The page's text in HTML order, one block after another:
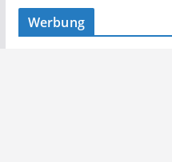
Werbung